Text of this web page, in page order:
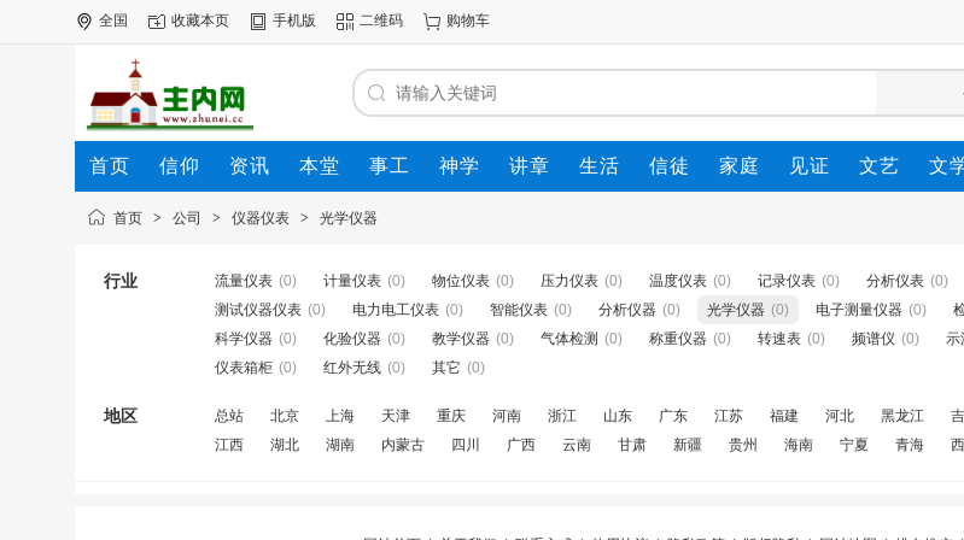
全国 收藏本页 手机版 二维码 购物车
首页 信仰 资讯 本堂 事工 神学 讲章 生活 信徒 家庭 见证 文艺 文
公司 动态 人才 知道 专题
首页 > 公司 > 仪器仪表 > 光学仪器
行业 流量仪表 (0) 计量仪表 (0) 物位仪表 (0) 压力仪表 (0) 温度仪表 (0) 记录仪表 (0) 分析仪表 (0)
测试仪器仪表 (0) 电力电工仪表 (0) 智能仪表 (0) 分析仪器 (0) 光学仪器 (0) 电子测量仪器 (0)
科学仪器 (0) 化验仪器 (0) 教学仪器 (0) 气体检测 (0) 称重仪器 (0) 转速表 (0) 频谱仪 (0) 示
仪表箱柜 (0) 红外无线 (0) 其它 (0)
地区 总站 北京 上海 天津 重庆 河南 浙江 山东 广东 江苏 福建 河北 黑龙江
江西
湖北 湖南 内蒙古 四川 广西 云南 甘肃 新疆 贵州 海南 宁夏 青海